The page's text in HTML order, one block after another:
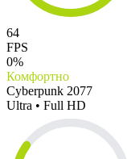
64
FPS
0%
Комфортно
Cyberpunk 2077
Ultra • Full HD